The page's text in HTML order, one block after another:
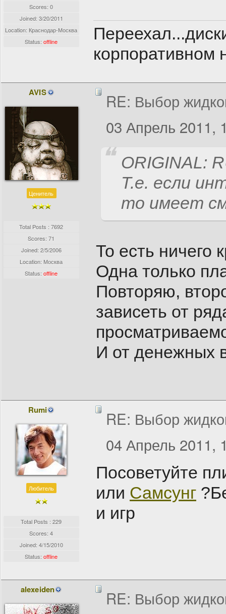
Scores: 0
Joined: 3/20/2011
Location: Краснодар-Москва
Status:offline
корпоративном
AVIS
Ценитель
Total Posts : 7692
Scores: 71
Joined: 2/5/2006
Location: Москва
Status:offline
RE: Выбор
03 Апрель 2011,
ORIGINAL:
Т.е. если
то имеет
То есть ничего
Одна только
Повторяю,
зависеть от
И от денежных
Rumi
Любитель
Total Posts : 229
Scores: 4
Joined: 4/15/2010
Status:offline
RE: Выбор
04 Апрель 2011,
Посоветуйте
или Самсунг
и игр
alexeiden
RE: Выбор